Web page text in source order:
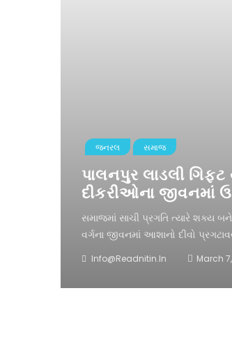
જનરલ સમાજ
પાલનપુર લાડલી
દીકરીઓના જીવનમાં
સમાજમાં સાચી પ્રગતિ ત્યારે
વર્ગના જીવનમાં આશાનો દીવો
Info@readnitin.in March